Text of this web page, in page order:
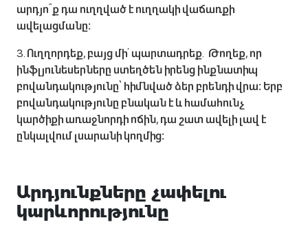
արդյո՞ք դա ուղղված է ուղղակի վաճառքի
ավելացմանը։
3. Ուղղորդեք, բայց մի՛ պարտադրեք․ Թողեք, որ
ինֆլյունեսերները ստեղծեն իրենց ինքնատիպ
բովանդակությունը՝ հիմնված ձեր բրենդի վրա։ Երբ
բովանդակությունը բնական է և համահունչ
կարծիքի առաջնորդի ոճին, դա շատ ավելի լավ է
ընկալվում լսարանի կողմից։
Արդյունքները չափելու
կարևորությունը